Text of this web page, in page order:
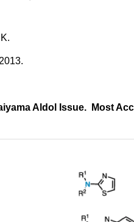
Aldol Issue. Most